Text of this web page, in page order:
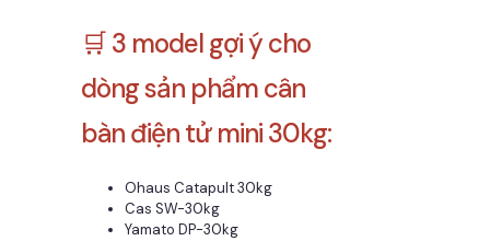
🛒 3 model gợi ý cho
dòng sản phẩm cân
bàn điện tử mini 30kg:
Ohaus Catapult 30kg
Cas SW-30kg
Yamato DP-30kg